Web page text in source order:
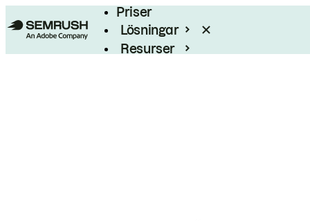
Priser
Lösningar
Resurser